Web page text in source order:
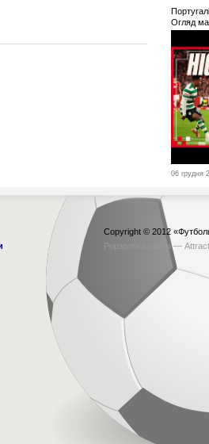
Огляд
06 грудня
Copyright © 2012
Рорзробка сайта —